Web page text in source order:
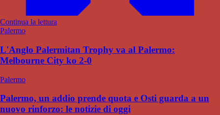
Continua la lettura
Palermo
L'Anglo Palermitan Trophy va al Palermo:
Melbourne City ko 2-0
Palermo
Palermo, un addio prende quota e Osti guarda a un
nuovo rinforzo: le notizie di oggi